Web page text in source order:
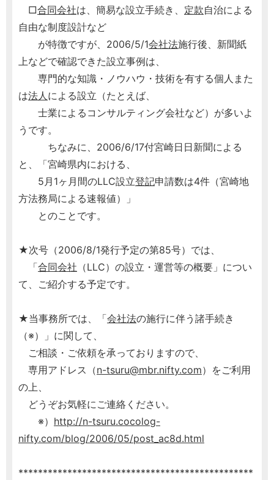
□合同会社は、簡易な設立手続き、 定款自治による
自由な制度設計など
が特徴ですが、2006/5/1会社法施行後、新聞紙
上などで確認できた設立事例は、
専門的な知識・ノウハウ・技術を有する個人また
は法人による設立（たとえば、
士業によるコンサルティング会社など）が多いよ
うです。
ちなみに、2006/6/17付宮崎日日新聞による
と、「宮崎県内における、
5月1ヶ月間のLLC設立登記申請数は4件（宮崎地
方法務局による速報値）」
とのことです。
★次号（2006/8/1発行予定の第85号）では、
「合同会社 （LLC）の設立・運営等の概要」につい
て、ご紹介する予定です。
★当事務所では、「会社法の施行に伴う諸手続き
（※）」に関して、
ご相談・ご依頼を承っておりますので、
専用アドレス（n-tsuru@mbr.nifty.com）をご利用
の上、
どうぞお気軽にご連絡ください。
※） http://n-tsuru.cocolog-
nifty.com/blog/2006/05/post_ac8d.html
************************************************